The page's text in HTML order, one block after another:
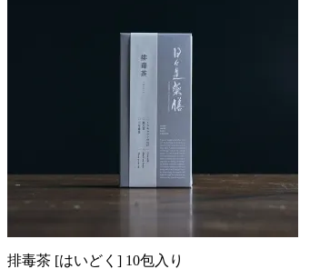
排毒茶 [はいどく] 10包入り